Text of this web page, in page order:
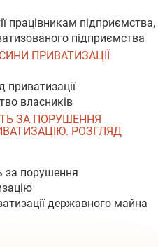
працівникам підприємства,
підприємства
ПРИВАТИЗАЦІЇ
власників
ЗА ПОРУШЕННЯ
РОЗГЛЯД
за порушення
державного майна